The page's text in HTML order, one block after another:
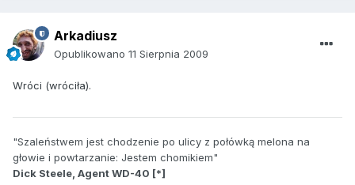
Arkadiusz
Opublikowano 11 Sierpnia 2009
Wróci (wróciła).
"Szaleństwem jest chodzenie po ulicy z połówką melona na
głowie i powtarzanie: Jestem chomikiem"
Dick Steele, Agent WD-40 [*]